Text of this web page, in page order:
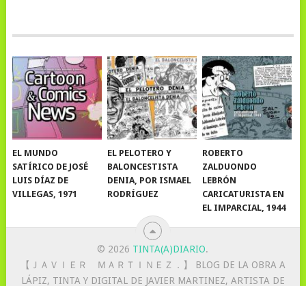
EL MUNDO
SATÍRICO DE JOSÉ
LUIS DÍAZ DE
VILLEGAS, 1971
EL PELOTERO Y
BALONCESTISTA
DENIA, POR ISMAEL
RODRÍGUEZ
ROBERTO
ZALDUONDO
LEBRÓN
CARICATURISTA EN
EL IMPARCIAL, 1944
© 2026 TINTA(A)DIARIO.
【 ＪＡＶＩＥＲ ＭＡＲＴＩＮＥＺ．】 BLOG DE LA OBRA A
LÁPIZ, TINTA Y DIGITAL DE JAVIER MARTINEZ, ARTISTA DE